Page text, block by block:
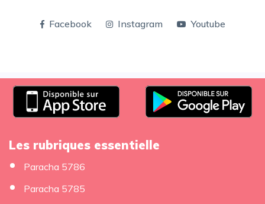
Facebook Instagram Youtube
Les rubriques essentielle
Paracha 5786
Paracha 5785